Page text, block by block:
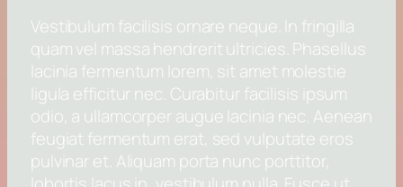
Vestibulum facilisis ornare neque. In fringilla
quam vel massa hendrerit ultricies. Phasellus
lacinia fermentum lorem, sit amet molestie
ligula efficitur nec. Curabitur facilisis ipsum
odio, a ullamcorper augue lacinia nec. Aenean
feugiat fermentum erat, sed vulputate eros
pulvinar et. Aliquam porta nunc porttitor,